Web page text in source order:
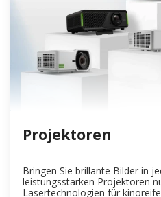
Projektoren
Bringen Sie brillante Bilder in
leistungsstarken Projektoren
Lasertechnologien für